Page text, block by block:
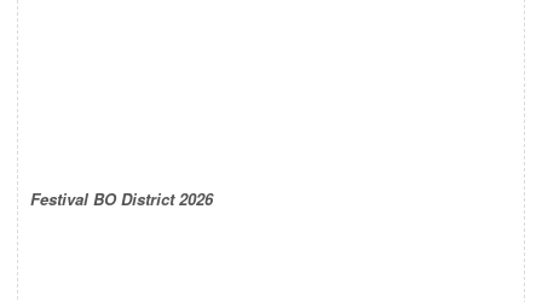
Festival BO District 2026